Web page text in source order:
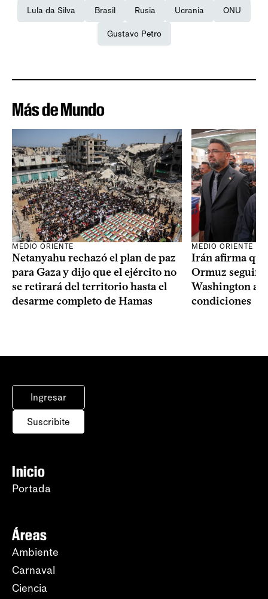
Lula da Silva Brasil Rusia Ucrania ONU
Gustavo Petro
Más de Mundo
MEDIO ORIENTE
Netanyahu rechazó el plan de paz
para Gaza y dijo que el ejército no
se retirará del territorio hasta el
desarme completo de Hamas
MEDIO ORIENTE
Irán afirma
Ormuz seguirá
Washington
condiciones
Ingresar
Suscribite
Inicio
Portada
Áreas
Ambiente
Carnaval
Ciencia